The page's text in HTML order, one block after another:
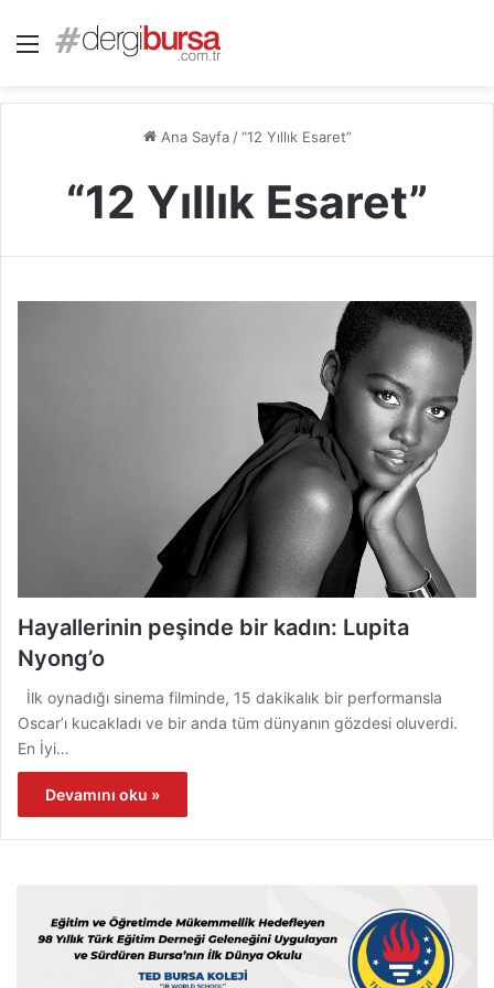
Menü
Ana Sayfa / “12 Yıllık Esaret”
“12 Yıllık Esaret”
Hayallerinin peşinde bir kadın: Lupita
Nyong’o
İlk oynadığı sinema filminde, 15 dakikalık bir performansla
Oscar’ı kucakladı ve bir anda tüm dünyanın gözdesi oluverdi.
En İyi…
Devamını oku »